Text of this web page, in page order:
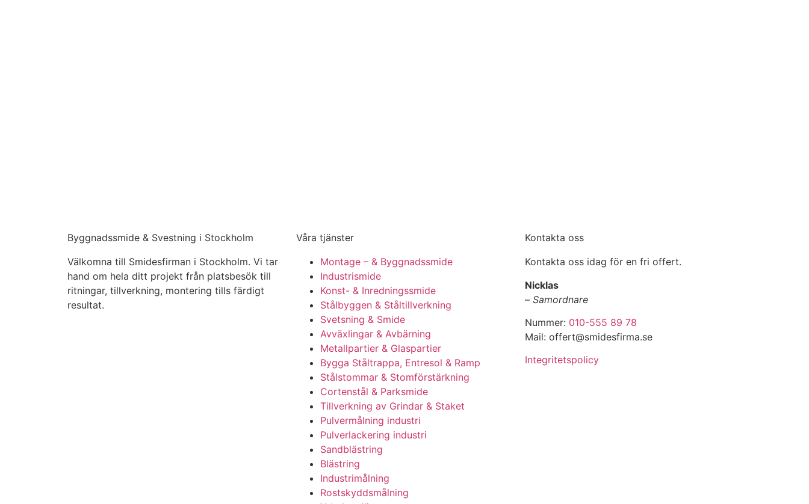
Byggnadssmide & Svestning i Stockholm
Välkomna till Smidesfirman i Stockholm. Vi tar
hand om hela ditt projekt från platsbesök till
ritningar, tillverkning, montering tills färdigt
resultat.
Våra tjänster
Montage – & Byggnadssmide
Industrismide
Konst- & Inredningssmide
Stålbyggen & Ståltillverkning
Svetsning & Smide
Avväxlingar & Avbärning
Metallpartier & Glaspartier
Bygga Ståltrappa, Entresol & Ramp
Stålstommar & Stomförstärkning
Cortenstål & Parksmide
Tillverkning av Grindar & Staket
Pulvermålning industri
Pulverlackering industri
Sandblästring
Blästring
Industrimålning
Rostskyddsmålning
Kontakta oss
Kontakta oss idag för en fri offert.
Nicklas
– Samordnare
Nummer: 010-555 89 78
Mail: offert@smidesfirma.se
Integritetspolicy